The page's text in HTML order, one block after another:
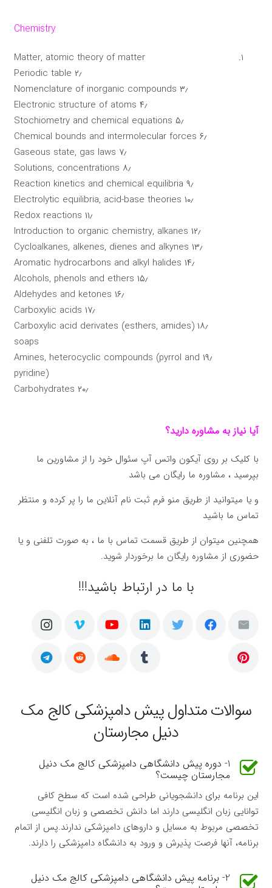
Chemistry
Matter, atomic theory of matter
۲٫ Periodic table
۳٫ Nomenclature of inorganic compounds
۴٫ Electronic structure of atoms
۵٫ Stochiometry and chemical equations
۶٫ Chemical bounds and intermolecular forces
۷٫ Gaseous state, gas laws
۸٫ Solutions, concentrations
۹٫ Reaction kinetics and chemical equilibria
۱۰٫ Electrolytic equilibria, acid-base theories
۱۱٫ Redox reactions
۱۲٫ Introduction to organic chemistry, alkanes
۱۳٫ Cycloalkanes, alkenes, dienes and alkynes
۱۴٫ Aromatic hydrocarbons and alkyl halides
۱۵٫ Alcohols, phenols and ethers
۱۶٫ Aldehydes and ketones
۱۷٫ Carboxylic acids
۱۸٫ Carboxylic acid derivates (esthers, amides)
soaps
۱۹٫ Amines, heterocyclic compounds (pyrrol and
pyridine)
۲۰٫ Carbohydrates
آیا نیاز به مشاوره دارید؟
با کلیک بر روی آیکون واتس آپ سئوال خود را از مشاورین ما
بپرسید ، مشاوره ما رایگان می باشد
و یا میتوانید از طریق منو فرم ثبت نام آنلاین ما را پر کرده و منتظر
تماس ما باشید
همچنین میتوان از طریق قسمت تماس با ما ، به صورت تلفنی و یا
حضوری از مشاوره رایگان ما برخوردار شوید.
با ما در ارتباط باشید!!!
سوالات متداول پیش دامپزشکی کالج مک
دنیل مجارستان
1- دوره پیش دانشگاهی دامپزشکی کالج مک دنیل
مجارستان چیست؟
این برنامه برای دانشجویانی طراحی شده است که سطح کافی
توانایی زبان انگلیسی دارند اما دانش تخصصی و زبان انگلیسی
تخصصی مربوط به مسایل و داروهای دامپزشکی ندارند.پس از اتمام
برنامه، آنها فرصت پذیرش و ورود به دانشگاه دامپزشکی را دارند.
2- برنامه پیش دانشگاهی دامپزشکی کالج مک دنیل